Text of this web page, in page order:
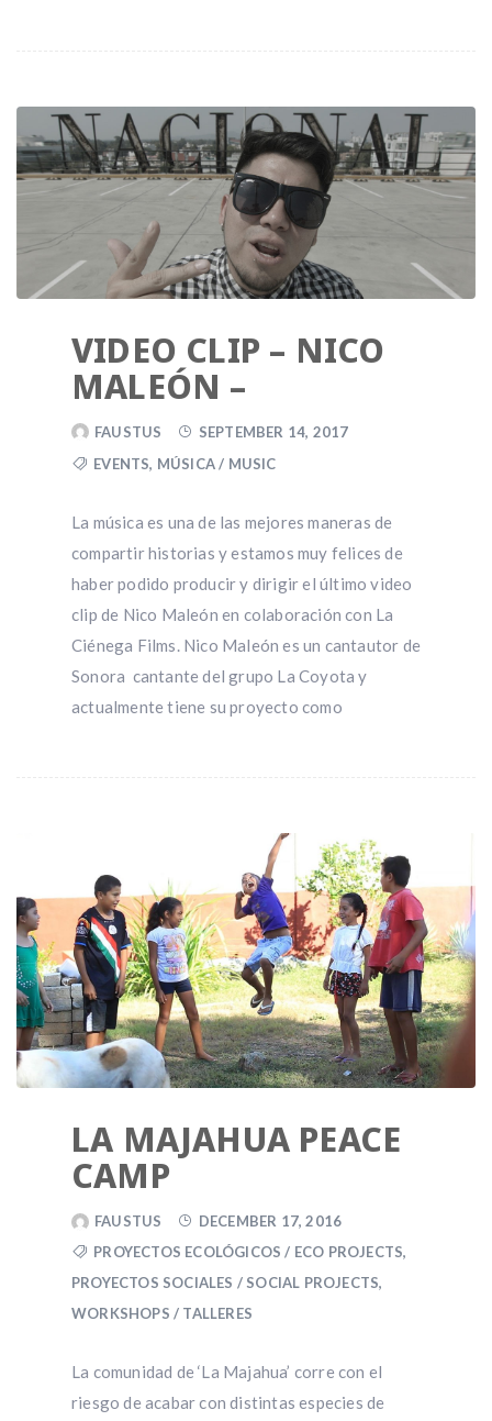
VIDEO CLIP – NICO
MALEÓN –
FAUSTUS
SEPTEMBER 14, 2017
EVENTS, MÚSICA / MUSIC
La música es una de las mejores maneras de
compartir historias y estamos muy felices de
haber podido producir y dirigir el último video
clip de Nico Maleón en colaboración con La
Ciénega Films. Nico Maleón es un cantautor de
Sonora cantante del grupo La Coyota y
actualmente tiene su proyecto como
LA MAJAHUA PEACE
CAMP
FAUSTUS
DECEMBER 17, 2016
PROYECTOS ECOLÓGICOS / ECO PROJECTS,
PROYECTOS SOCIALES / SOCIAL PROJECTS,
WORKSHOPS / TALLERES
La comunidad de ‘La Majahua’ corre con el
riesgo de acabar con distintas especies de